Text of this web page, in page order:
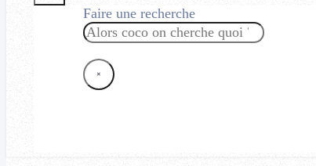
Faire une recherche
Rechercher
×